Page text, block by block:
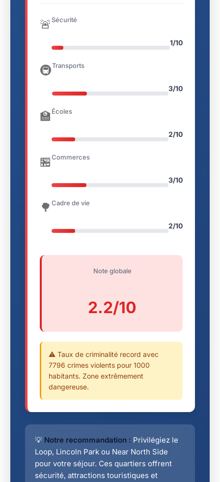
🚨Sécurité
1/10
🚇Transports
3/10
🏫 Écoles
2/10
🏪Commerces
3/10
🌳 Cadre de vie
2/10
Note globale
2.2/10
⚠️ Taux de criminalité record avec
7796 crimes violents pour 1000
habitants. Zone extrêmement
dangereuse.
💡 Notre recommandation : Privilégiez le
Loop, Lincoln Park ou Near North Side
pour votre séjour. Ces quartiers offrent
sécurité, attractions touristiques et